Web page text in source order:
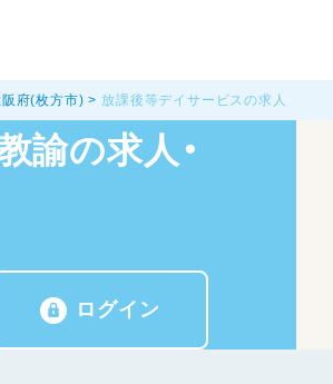
阪府(枚方市) 放課後等デイサービスの求人
諭の求人・
ログイン